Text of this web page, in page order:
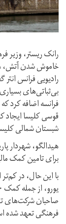
رانک ریستر، وزیر
خاموش شدن آتش،
رادیویی فرانس
بی‌ثباتی‌های
فرانسه اضافه کرد
قوسی کلیسا ایجاد
شبستان شمالی
هیدالگو، شهردار
برای تامین کمک
فرهنگی تعهد شده